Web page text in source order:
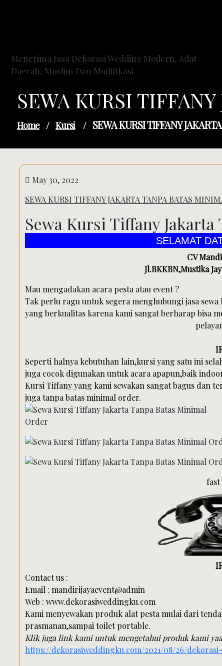
Menerima Jasa Dekorasi Wedding Modern, Adat
Daerah, Muslim Dan Modifikasi
SEWA KURSI
Home / Kursi / SEWA KURSI TIFFANY
May 30, 2022
SEWA KURSI TIFFANY JAKARTA TANPA BATAS
Sewa Kursi Tiffany
SELAMAT DATANG
CV
Jl.BKKBN,Mustika
Mau mengadakan acara pesta atau event ?
Tak perlu ragu untuk segera menghubungi jasa
yang berkualitas karena kami sangat berharap bisa
Seperti halnya kebutuhan lain,kursi yang satu ini
juga cocok digunakan untuk acara apapun,baik
Kursi Tiffany yang kami sewakan sangat bagus dan
juga tanpa batas minimal order.
Contact us :
Email : mandirijayaevent@admin
Web : www.dekorasiweddingku.com
Kami menyewakan produk alat pesta mulai dari
prasmanan,sampai toilet portable.
Klik juga link kami untuk mengetahui produk kami
https://dekorasiweddingku.com/2021/08/26/